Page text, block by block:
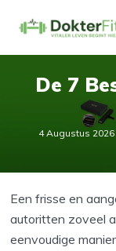
De 7
4 Augustus 2026
Een frisse en
autoritten zoveel
eenvoudige